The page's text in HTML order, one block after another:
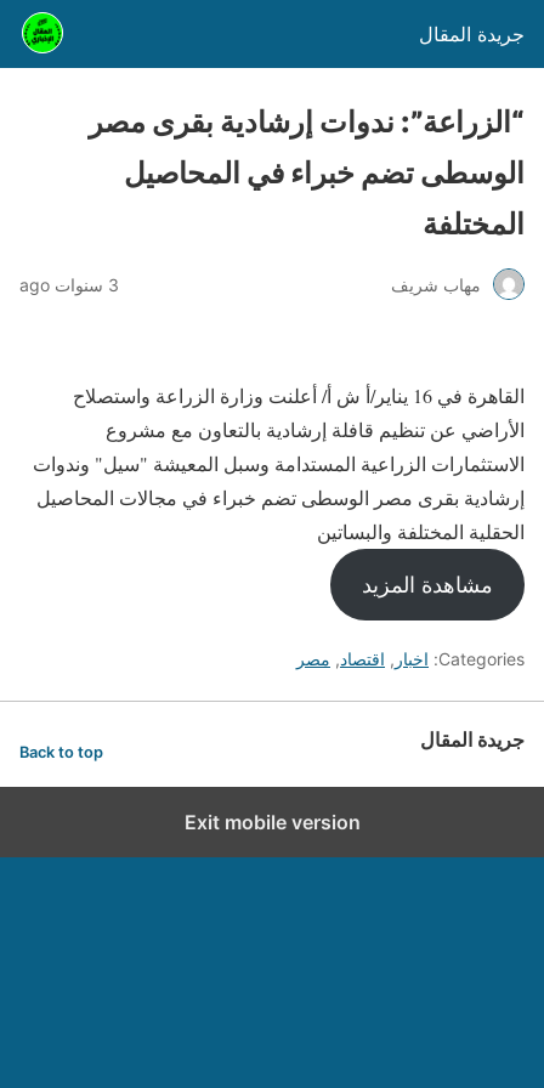
جريدة المقال
“الزراعة”: ندوات إرشادية بقرى مصر
الوسطى تضم خبراء في المحاصيل
المختلفة
مهاب شريف 3 سنوات ago
القاهرة في 16 يناير/أ ش أ/ أعلنت وزارة الزراعة واستصلاح
الأراضي عن تنظيم قافلة إرشادية بالتعاون مع مشروع
الاستثمارات الزراعية المستدامة وسبل المعيشة "سيل" وندوات
إرشادية بقرى مصر الوسطى تضم خبراء في مجالات المحاصيل
الحقلية المختلفة والبساتين
مشاهدة المزيد
Categories: اخبار , اقتصاد, مصر
جريدة المقال Back to top
Exit mobile version